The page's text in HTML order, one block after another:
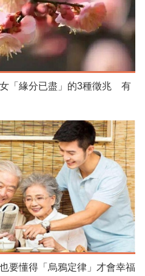
「緣分已盡」的3種徵兆 有
要懂得「烏鴉定律」才會幸福